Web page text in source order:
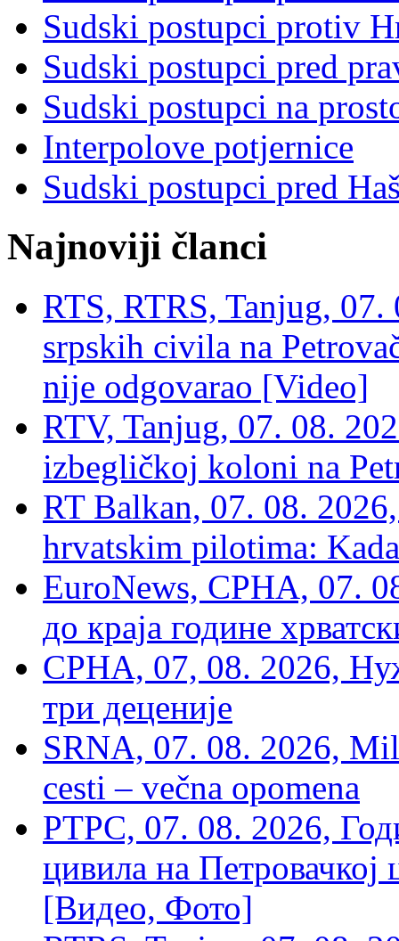
Sudski postupci protiv
Sudski postupci pred
Sudski postupci na
Interpolove potjernice
Sudski postupci pred
Najnoviji članci
RTS, RTRS, Tanjug,
srpskih civila na
nije odgovarao [Video]
RTV, Tanjug, 07. 08.
izbegličkoj koloni na
RT Balkan, 07. 08.
hrvatskim pilotima:
EuroNews, СРНА, 07.
до краја године
СРНА, 07, 08. 2026,
три деценије
SRNA, 07. 08. 2026,
cesti – večna opomena
РТРС, 07. 08. 2026,
цивила на Петровачкој
[Видео, Фото]